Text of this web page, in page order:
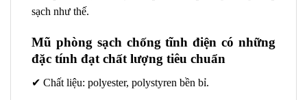
sạch như thế.
Mũ phòng sạch chống tĩnh điện có những
đặc tính đạt chất lượng tiêu chuẩn
✔ Chất liệu: polyester, polystyren bền bỉ.